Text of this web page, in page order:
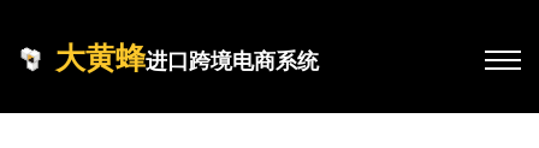
大黄蜂进口跨境电商系统